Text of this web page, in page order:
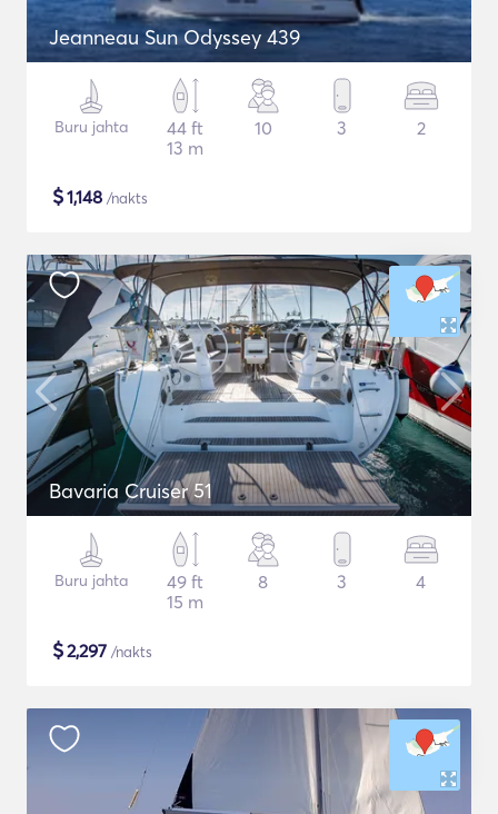
Jeanneau Sun Odyssey 439
Buru jahta
44 ft
13 m
10 3 2
$1,148 /nakts
Bavaria Cruiser 51
Buru jahta
49 ft
15 m
8 3 4
$2,297 /nakts